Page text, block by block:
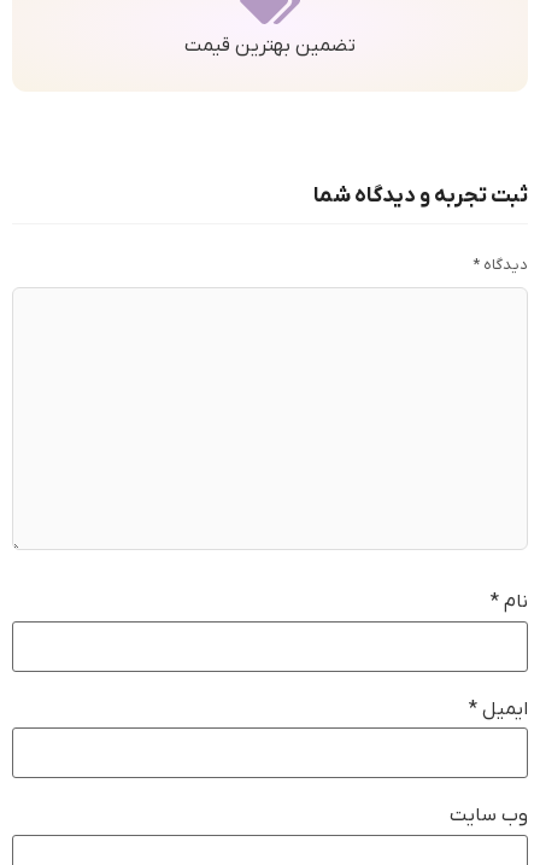
تضمین بهترین قیمت
ثبت تجربه و دیدگاه شما
دیدگاه *
نام *
ایمیل *
وب‌ سایت